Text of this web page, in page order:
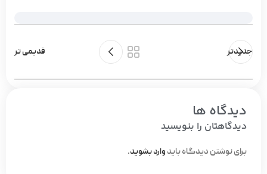
جدیدتر قدیمی تر
دیدگاه ها
دیدگاهتان را بنویسید
برای نوشتن دیدگاه باید وارد بشوید.